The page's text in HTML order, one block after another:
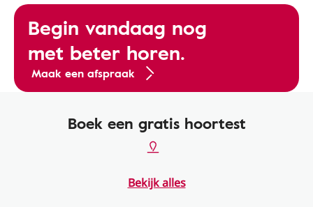
Begin vandaag nog
met beter horen.
Maak een afspraak
Boek een gratis hoortest
Bekijk alles